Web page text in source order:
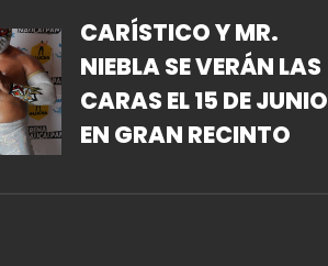
CARÍSTICO Y MR.
NIEBLA SE VERÁN LAS
CARAS EL 15 DE JUNIO
EN GRAN RECINTO